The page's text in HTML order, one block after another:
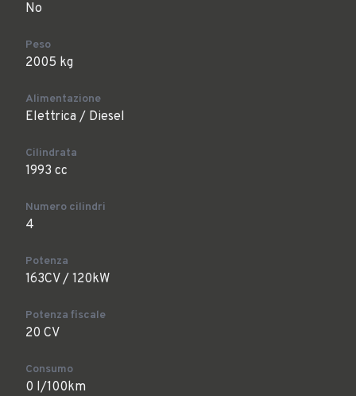
No
Peso
2005 kg
Alimentazione
Elettrica / Diesel
Cilindrata
1993 cc
Numero cilindri
4
Potenza
163CV / 120kW
Potenza fiscale
20 CV
Consumo
0 l/100km